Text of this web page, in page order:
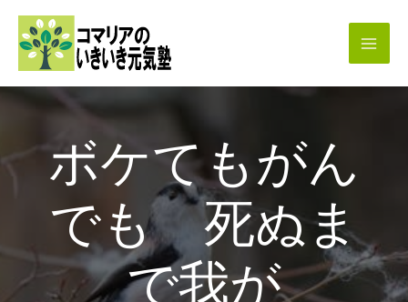
ボケてもがん
でも 死ぬま
で我が